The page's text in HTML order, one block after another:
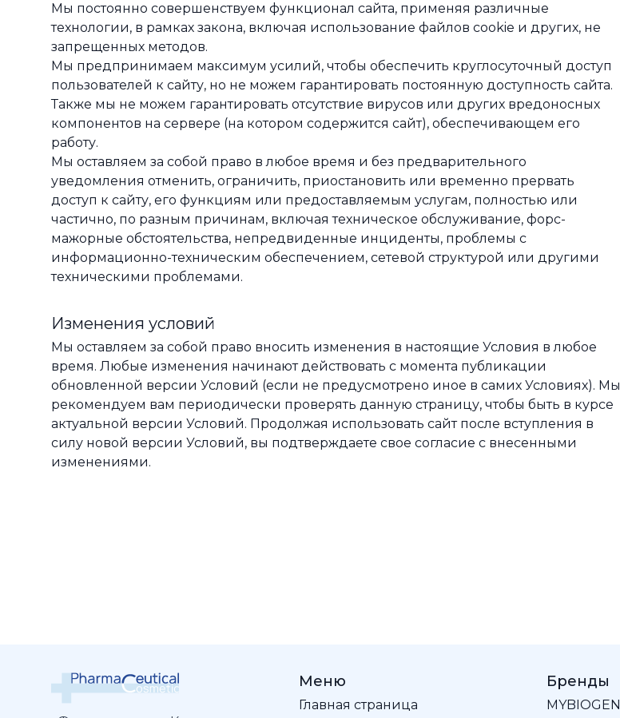
Мы постоянно совершенствуем функционал сайта, применяя различные
технологии, в рамках закона, включая использование файлов cookie и других, не
запрещенных методов.
Мы предпринимаем максимум усилий, чтобы обеспечить круглосуточный доступ
пользователей к сайту, но не можем гарантировать постоянную доступность сайта.
Также мы не можем гарантировать отсутствие вирусов или других вредоносных
компонентов на сервере (на котором содержится сайт), обеспечивающем его
работу.
Мы оставляем за собой право в любое время и без предварительного
уведомления отменить, ограничить, приостановить или временно прервать
доступ к сайту, его функциям или предоставляемым услугам, полностью или
частично, по разным причинам, включая техническое обслуживание, форс-
мажорные обстоятельства, непредвиденные инциденты, проблемы с
информационно-техническим обеспечением, сетевой структурой или другими
техническими проблемами.
Изменения условий
Мы оставляем за собой право вносить изменения в настоящие Условия в любое
время. Любые изменения начинают действовать с момента публикации
обновленной версии Условий (если не предусмотрено иное в самих Условиях). Мы
рекомендуем вам периодически проверять данную страницу, чтобы быть в курсе
актуальной версии Условий. Продолжая использовать сайт после вступления в
силу новой версии Условий, вы подтверждаете свое согласие с внесенными
изменениями.
Меню
Главная страница
Бренды
MYBIOGEN